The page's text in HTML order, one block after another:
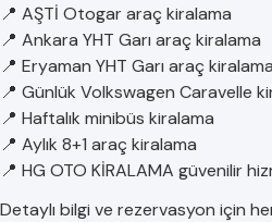
📍 AŞTİ Otogar araç kiralama
📍 Ankara YHT Garı araç kiralama
📍 Eryaman YHT Garı araç kiralama
📍 Günlük Volkswagen Caravelle
📍 Haftalık minibüs kiralama
📍 Aylık 8+1 araç kiralama
📍 HG OTO KİRALAMA güvenilir
Detaylı bilgi ve rezervasyon için